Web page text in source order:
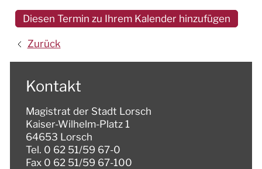
Diesen Termin zu Ihrem Kalender hinzufügen
Zurück
Kontakt
Magistrat der Stadt Lorsch
Kaiser-Wilhelm-Platz 1
64653 Lorsch
Tel. 0 62 51/59 67-0
Fax 0 62 51/59 67-100